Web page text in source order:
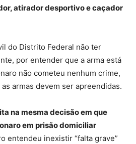
atirador desportivo e caçador
do Distrito Federal não ter
por entender que a arma está
não cometeu nenhum crime,
armas devem ser apreendidas.
na mesma decisão em que
em prisão domiciliar
entendeu inexistir “falta grave”